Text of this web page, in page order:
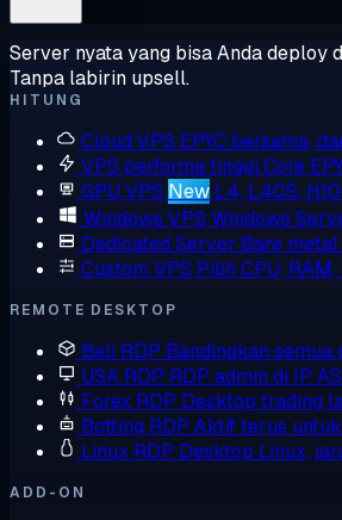
Server nyata yang bisa Anda deploy
Tanpa labirin upsell.
HITUNG
Cloud VPS EPYC bersama,
VPS performa tinggi Core
GPU VPS New L4, L40S,
Windows VPS Windows
Dedicated Server Bare
Custom VPS Pilih CPU,
REMOTE DESKTOP
Beli RDP Bandingkan semua
USA RDP RDP admin di IP AS
Forex RDP Desktop trading
Botting RDP Aktif terus
Linux RDP Desktop Linux,
ADD-ON